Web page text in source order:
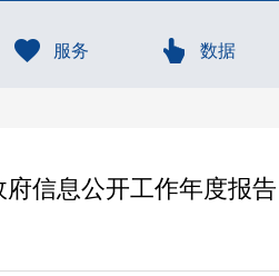
服务 数据
府信息公开工作年度报告